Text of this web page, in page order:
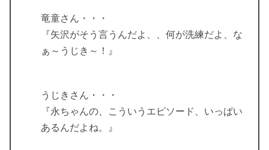
竜童さん・・・
『矢沢がそう言うんだよ、、何が洗練だよ、な
ぁ～うじき～！』
うじきさん・・・
『永ちゃんの、こういうエピソード、いっぱい
あるんだよね。』